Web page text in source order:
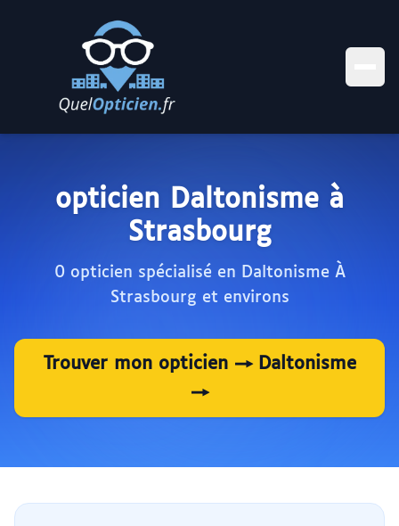
opticien Daltonisme à
Strasbourg
0 opticien spécialisé en Daltonisme À
Strasbourg et environs
Trouver mon opticien → Daltonisme
→